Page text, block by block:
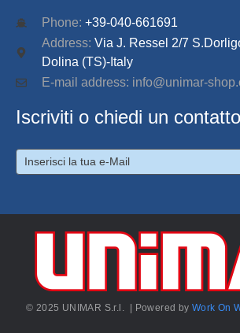
Phone: +39-040-661691
Address: Via J. Ressel 2/7
Dolina (TS)-Italy
E-mail address: info@unimar-
Iscriviti o chiedi un contatto
© 2025 UNIMAR S.r.l. | Powered byWork On